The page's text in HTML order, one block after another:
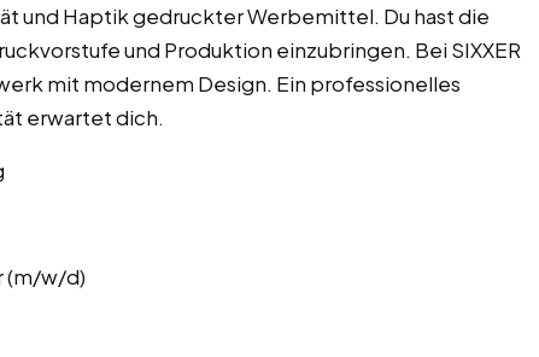
und Haptik gedruckter Werbemittel. Du hast die
und Produktion einzubringen. Bei SIXXER
mit modernem Design. Ein professionelles
erwartet dich.
(m/w/d)